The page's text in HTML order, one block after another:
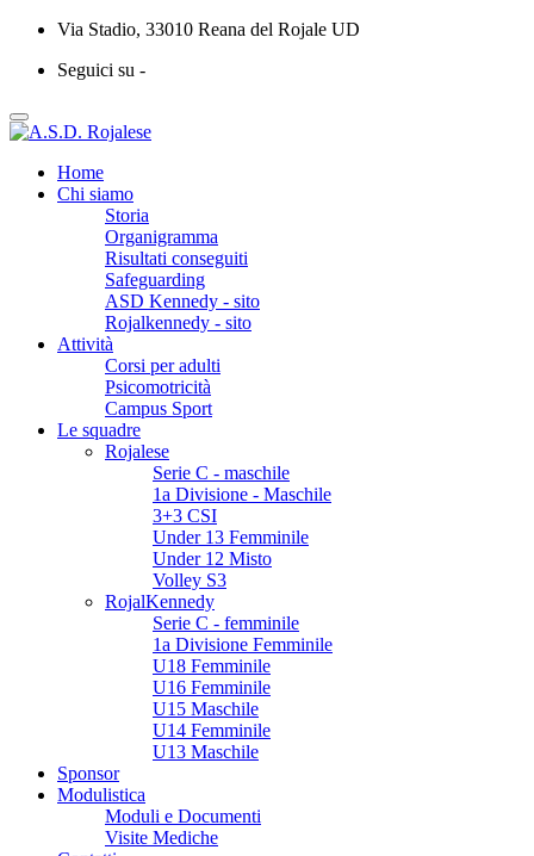
Via Stadio, 33010 Reana del Rojale UD
Seguici su -
Home
Chi siamo
Storia
Organigramma
Risultati conseguiti
Safeguarding
ASD Kennedy - sito
Rojalkennedy - sito
Attività
Corsi per adulti
Psicomotricità
Campus Sport
Le squadre
Rojalese
Serie C - maschile
1a Divisione - Maschile
3+3 CSI
Under 13 Femminile
Under 12 Misto
Volley S3
RojalKennedy
Serie C - femminile
1a Divisione Femminile
U18 Femminile
U16 Femminile
U15 Maschile
U14 Femminile
U13 Maschile
Sponsor
Modulistica
Moduli e Documenti
Visite Mediche